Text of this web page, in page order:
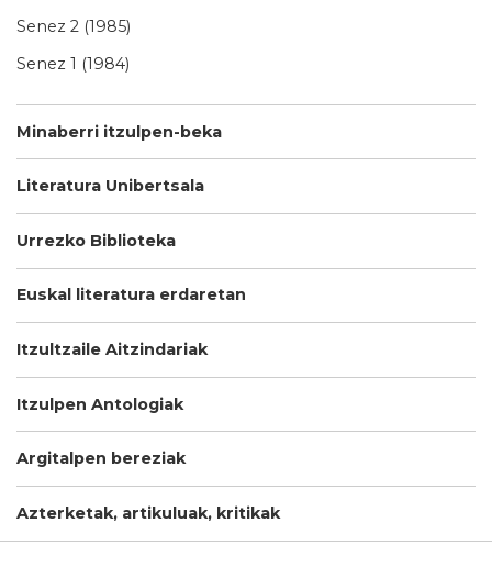
Senez 2 (1985)
Senez 1 (1984)
Minaberri itzulpen-beka
Literatura Unibertsala
Urrezko Biblioteka
Euskal literatura erdaretan
Itzultzaile Aitzindariak
Itzulpen Antologiak
Argitalpen bereziak
Azterketak, artikuluak, kritikak